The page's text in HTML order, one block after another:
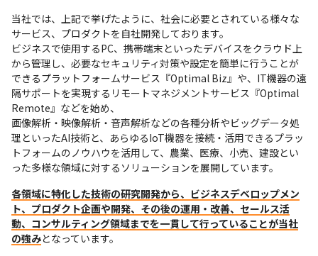
当社では、上記で挙げたように、社会に必要とされている様々な
サービス、プロダクトを自社開発しております。
ビジネスで使用するPC、携帯端末といったデバイスをクラウド上
から管理し、必要なセキュリティ対策や設定を簡単に行うことが
できるプラットフォームサービス『Optimal Biz』や、IT機器の遠
隔サポートを実現するリモートマネジメントサービス『Optimal
Remote』などを始め、
画像解析・映像解析・音声解析などの各種分析やビッグデータ処
理といったAI技術と、あらゆるIoT機器を接続・活用できるプラッ
トフォームのノウハウを活用して、農業、医療、小売、建設とい
った多様な領域に対するソリューションを展開しています。
各領域に特化した技術の研究開発から、ビジネスデベロップメン
ト、プロダクト企画や開発、その後の運用・改善、セールス活
動、コンサルティング領域までを一貫して行っていることが当社
の強みとなっています。